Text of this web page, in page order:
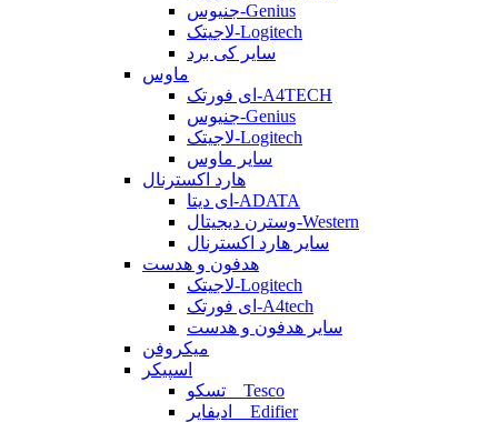
جنیوس-Genius
لاجیتک-Logitech
سایر کی برد
ماوس
ای فورتک-A4TECH
جنیوس-Genius
لاجیتک-Logitech
سایر ماوس
هارد اکسترنال
ای دیتا-ADATA
وسترن دیجیتال-Western
سایر هارد اکسترنال
هدفون و هدست
لاجیتک-Logitech
ای فورتک-A4tech
سایر هدفون و هدست
میکروفن
اسپیکر
تسکو _ Tesco
ادیفایر _ Edifier